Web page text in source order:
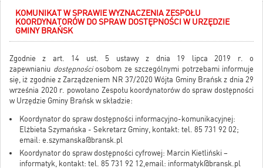
KOMUNIKAT W SPRAWIE WYZNACZENIA ZESPOŁU
KOORDYNATORÓW DO SPRAW DOSTĘPNOŚCI W URZĘDZIE
GMINY BRAŃSK
Zgodnie z art. 14 ust. 5 ustawy z dnia 19 lipca 2019 r. o
zapewnianiu dostępnościosobom ze szczególnymi potrzebami informuje
się, iż zgodnie z Zarządzeniem NR 37/2020 Wójta Gminy Brańsk z dnia 29
września 2020 r. powołano Zespołu koordynatorów do spraw dostępności
w Urzędzie Gminy Brańsk w składzie:
Koordynator do spraw dostępności informacyjno-komunikacyjnej:
Elżbieta Szymańska - Sekretarz Gminy, kontakt: tel. 85 731 92 02;
email: e.szymanska@bransk.pl
Koordynator do spraw dostępności cyfrowej: Marcin Kietliński –
informatyk, kontakt: tel. 85 731 92 12,email: informatyk@bransk.pl